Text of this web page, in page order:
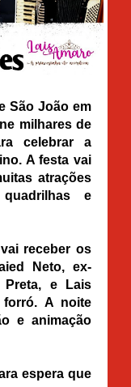
São João em
milhares de
celebrar a
A festa vai
atrações
e
receber os
Neto, ex-
Preta, e Lais
A noite
e animação
espera que